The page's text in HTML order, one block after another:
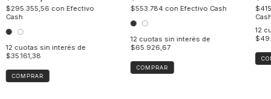
$295.355,56 con Efectivo
Cash
12 cuotas sin interés de
$35.161,38
COMPRAR
$553.784 con Efectivo Cash
12 cuotas sin interés de
$65.926,67
COMPRAR
12